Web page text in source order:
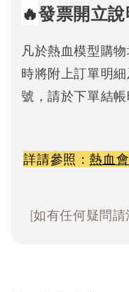
🔥發票開立說
凡於熱血模型購
時將附上訂單明
號，請於下單結帳
詳請參照：熱血
[如有任何疑問